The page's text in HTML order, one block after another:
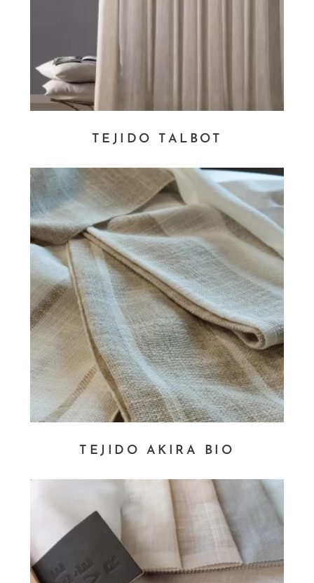
TEJIDO TALBOT
TEJIDO AKIRA BIO